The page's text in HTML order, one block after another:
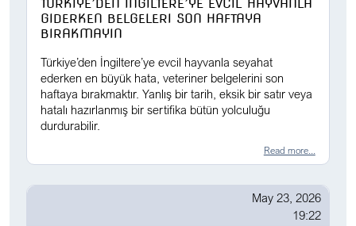
TÜRKIYE’DEN İNGILTERE’YE EVCIL HAYVANLA
GIDERKEN BELGELERI SON HAFTAYA
BIRAKMAYIN
Türkiye’den İngiltere’ye evcil hayvanla seyahat
ederken en büyük hata, veteriner belgelerini son
haftaya bırakmaktır. Yanlış bir tarih, eksik bir satır veya
hatalı hazırlanmış bir sertifika bütün yolculuğu
durdurabilir.
Read more...
May 23, 2026
19:22